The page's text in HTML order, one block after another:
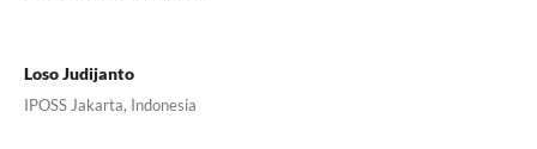
Loso Judijanto
IPOSS Jakarta, Indonesia